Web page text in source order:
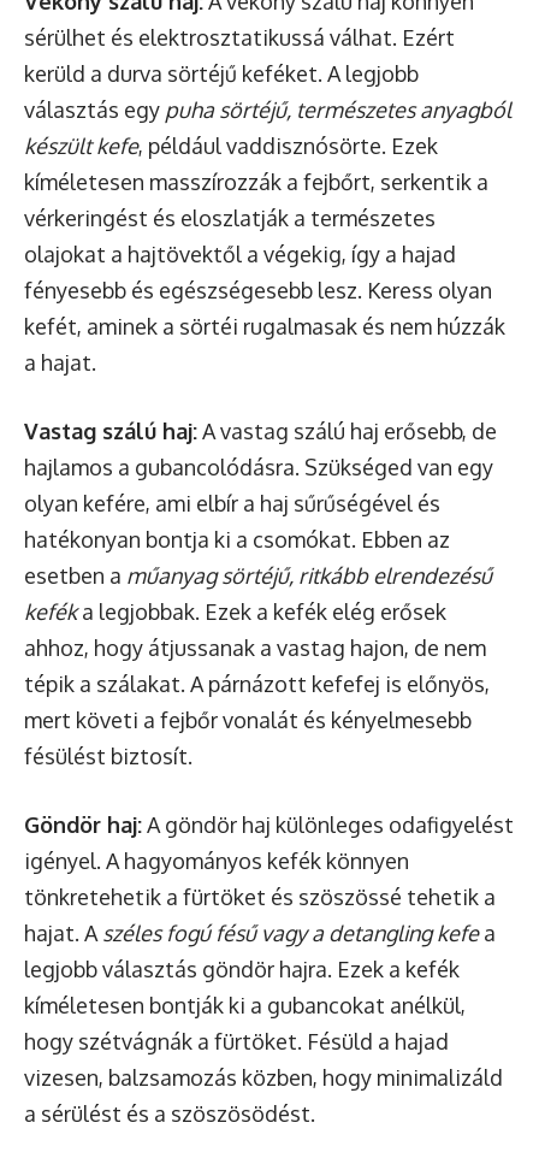
sérülhet és elektrosztatikussá válhat. Ezért
kerüld a durva sörtéjű keféket. A legjobb
választás egy puha sörtéjű, természetes anyagból
készült kefe, például vaddisznósörte. Ezek
kíméletesen masszírozzák a fejbőrt, serkentik a
vérkeringést és eloszlatják a természetes
olajokat a hajtövektől a végekig, így a hajad
fényesebb és egészségesebb lesz. Keress olyan
kefét, aminek a sörtéi rugalmasak és nem húzzák
a hajat.
Vastag szálú haj:A vastag szálú haj erősebb, de
hajlamos a gubancolódásra. Szükséged van egy
olyan kefére, ami elbír a haj sűrűségével és
hatékonyan bontja ki a csomókat. Ebben az
esetben a műanyag sörtéjű, ritkább elrendezésű
keféka legjobbak. Ezek a kefék elég erősek
ahhoz, hogy átjussanak a vastag hajon, de nem
tépik a szálakat. A párnázott kefefej is előnyös,
mert követi a fejbőr vonalát és kényelmesebb
fésülést biztosít.
Göndör haj:A göndör haj különleges odafigyelést
igényel. A hagyományos kefék könnyen
tönkretehetik a fürtöket és szöszössé tehetik a
hajat. A széles fogú fésű vagy a detangling kefea
legjobb választás göndör hajra. Ezek a kefék
kíméletesen bontják ki a gubancokat anélkül,
hogy szétvágnák a fürtöket. Fésüld a hajad
vizesen, balzsamozás közben, hogy minimalizáld
a sérülést és a szöszösödést.